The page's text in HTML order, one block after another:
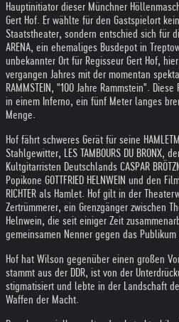
Hauptinitiator dieser Münchner
Gert Hof. Er wählte für den Gastspielort
Staatstheater, sondern entschied sich für
ARENA, ein ehemaliges Busdepot in
unbekannter Ort für Regisseur Gert Hof,
vergangen Jahres mit der momentan
RAMMSTEIN, "100 Jahre Rammstein".
in einem Inferno, ein fünf Meter langes
Menge.
Hof fährt schweres Gerät für seine
Stahlgewitter, LES TAMBOURS DU BRONX,
Kultgitarristen Deutschlands CASPAR
Popikone GOTTFRIED HELNWEIN und den
RICHTER als Hamlet. Hof gilt in der
Zertrümmerer, ein Grenzgänger zwischen
Helnwein, die seit einiger Zeit
gemeinsamen Nenner gegen das
Hof hat Wilson gegenüber einen großen
stammt aus der DDR, ist von der
stigmatisiert und lebte in der Landschaft der
Waffen der Macht.